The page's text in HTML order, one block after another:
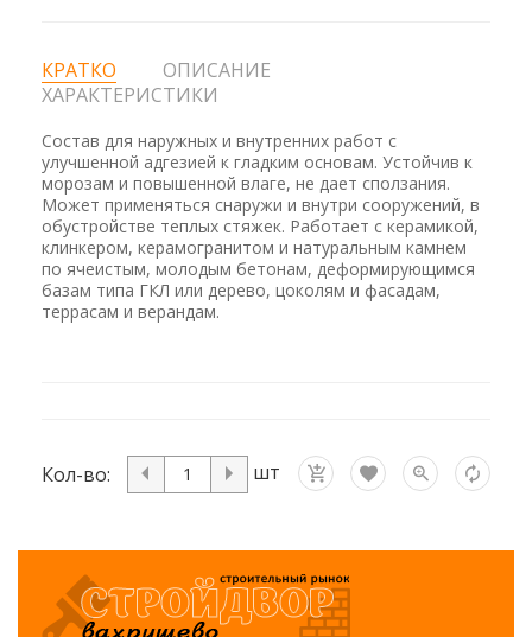
КРАТКО
ОПИСАНИЕ
ХАРАКТЕРИСТИКИ
Состав для наружных и внутренних работ с
улучшенной адгезией к гладким основам. Устойчив к
морозам и повышенной влаге, не дает сползания.
Может применяться снаружи и внутри сооружений, в
обустройстве теплых стяжек. Работает с керамикой,
клинкером, керамогранитом и натуральным камнем
по ячеистым, молодым бетонам, деформирующимся
базам типа ГКЛ или дерево, цоколям и фасадам,
террасам и верандам.
Кол-во: шт